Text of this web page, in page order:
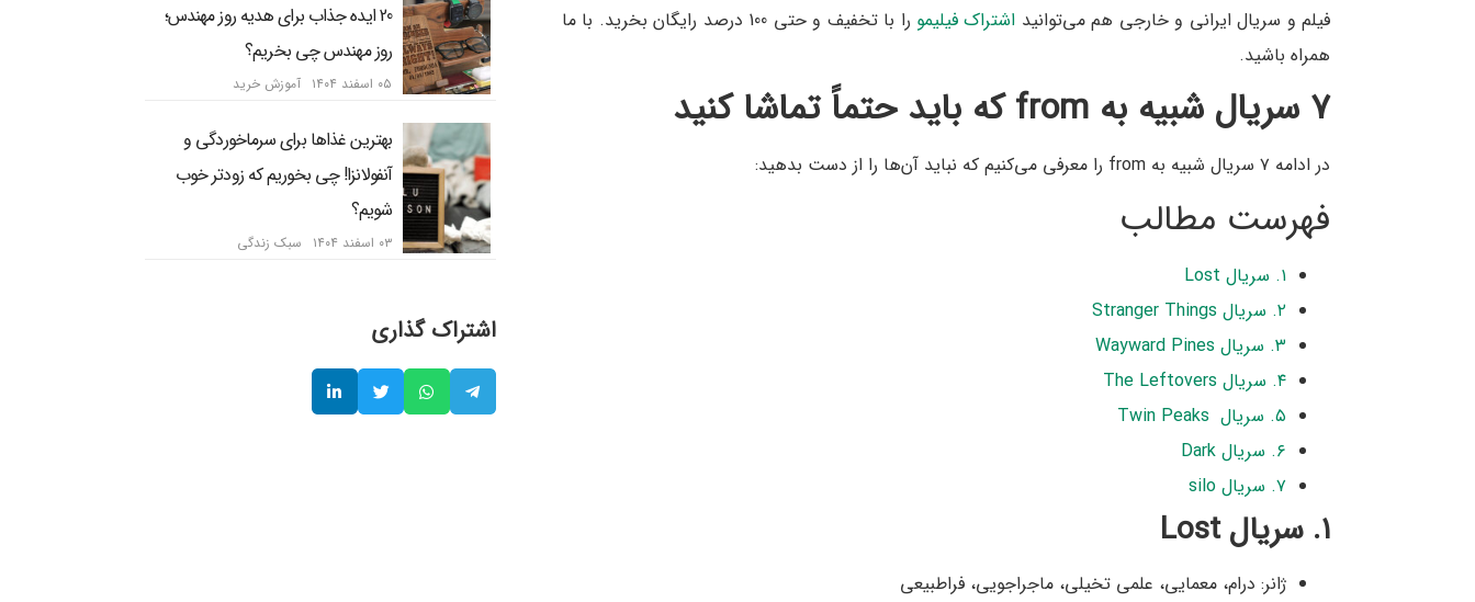
فیلم و سریال ایرانی و خارجی هم می‌توانید اشتراک فیلیمو
را با تخفیف و حتی 100 درصد رایگان بخرید. با ما
همراه باشید.
۷ سریال شبیه به fromکه باید حتماً تماشا کنید
در ادامه ۷ سریال شبیه به from را معرفی می‌کنیم که نباید آن‌ها را از دست بدهید:
فهرست مطالب
۱. سریال Lost
۲. سریال Stranger Things
۳. سریال Wayward Pines
۴. سریال The Leftovers
۵. سریال Twin Peaks
۶. سریال Dark
۷. سریال silo
۱. سریال Lost
ژانر: درام، معمایی، علمی تخیلی، ماجراجویی، فراطبیعی
20 ایده جذاب برای هدیه روز مهندس؛
روز مهندس چی بخریم؟
۰۵ اسفند ۱۴۰۴ آموزش خرید
بهترین غذاها برای سرماخوردگی و
آنفولانزا! چی بخوریم که زودتر خوب
شویم؟
۰۳ اسفند ۱۴۰۴ سبک زندگی
اشتراک گذاری